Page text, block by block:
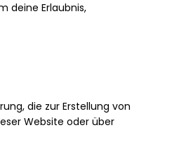
deine Erlaubnis,
die zur Erstellung von
Website oder über